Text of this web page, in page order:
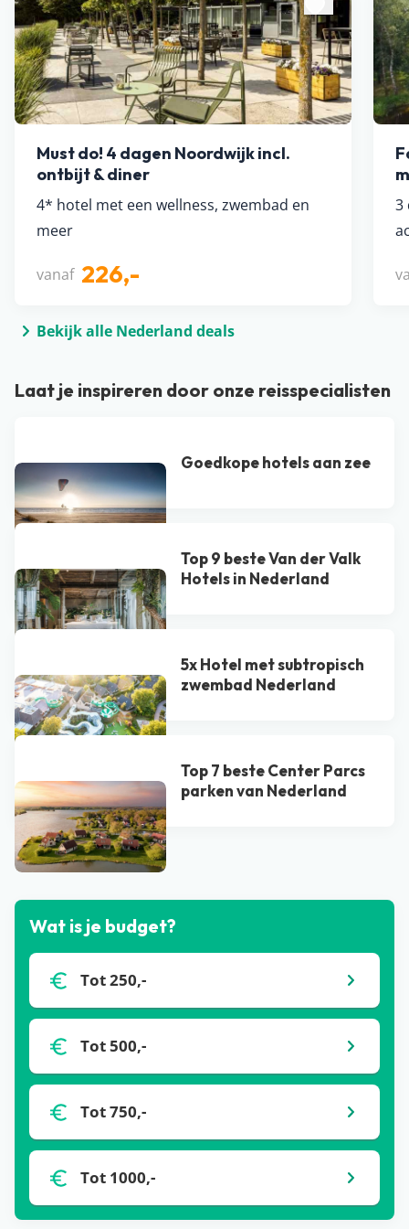
Must do! 4 dagen Noordwijk incl.
ontbijt & diner
4* hotel met een wellness, zwembad en
meer
vanaf 226,-
3
Bekijk alle Nederland deals
Laat je inspireren door onze reisspecialisten
Goedkope hotels aan zee
Top 9 beste Van der Valk
Hotel​s in Nederland
5x Hotel met subtropisch
zwembad Nederland
Top 7 beste Center Parcs
parken van Nederland
Bekijk alle blogs
Wat is je budget?
Tot 250,-
Tot 500,-
Tot 750,-
Tot 1000,-